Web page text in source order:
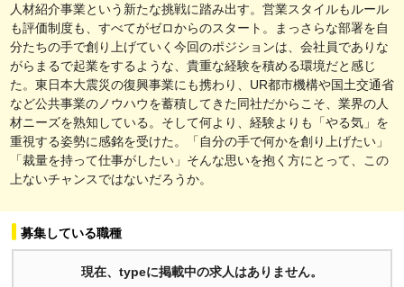
人材紹介事業という新たな挑戦に踏み出す。営業スタイルもルール
も評価制度も、すべてがゼロからのスタート。まっさらな部署を自
分たちの手で創り上げていく今回のポジションは、会社員でありな
がらまるで起業をするような、貴重な経験を積める環境だと感じ
た。東日本大震災の復興事業にも携わり、UR都市機構や国土交通省
など公共事業のノウハウを蓄積してきた同社だからこそ、業界の人
材ニーズを熟知している。そして何より、経験よりも「やる気」を
重視する姿勢に感銘を受けた。「自分の手で何かを創り上げたい」
「裁量を持って仕事がしたい」そんな思いを抱く方にとって、この
上ないチャンスではないだろうか。
募集している職種
現在、typeに掲載中の求人はありません。